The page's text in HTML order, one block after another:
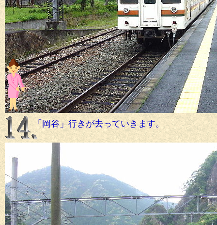
「岡谷」行きが去っていきます。